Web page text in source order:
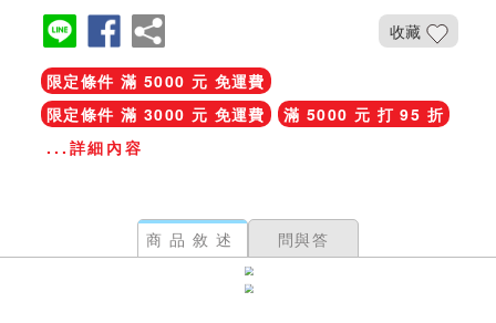
收藏
限定條件 滿 5000 元 免運費
限定條件 滿 3000 元 免運費
滿 5000 元 打 95 折
...詳細內容
商品敘述 問與答